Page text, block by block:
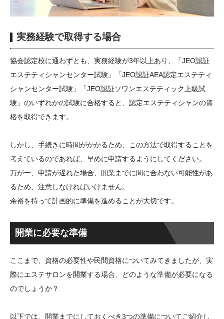
実務経験で取得する場合
協会認定校に通わずとも、実務経験が3年以上あり、「JEO認証
エステティシャンセンター試験」「JEO認証AEA認定エステティ
シャンセンター試験」「JEO認証ソワンエステティック上級試
験」のいずれかの試験に合格すると、認定エステティシャンの資
格を取得できます。
しかし、 手続きに時間がかかるため、この方法で取得することを
考えているのであれば、早めに申請するようにしてください。
万が一、申請が遅れた場合、開業までに間に合わない可能性があ
るため、注意しなければいけません。
余裕を持って計画的に準備を進めることが大切です。
開業に必要な準備
ここまで、資格の必要性や民間資格についてみてきましたが、実
際にエステサロンを開業する場合、どのような準備が必要になる
のでしょうか？
以下では、開業までにしておくべき3つの準備についてご紹介し